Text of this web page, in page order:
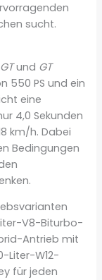
sucht.
und GT
550 PS und ein
eine
4,0 Sekunden
km/h. Dabei
Bedingungen
V8-Biturbo-
Antrieb mit
Liter-W12-
für jeden